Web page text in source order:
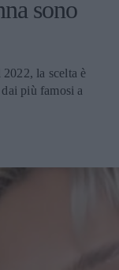
sono
la scelta è
più famosi a